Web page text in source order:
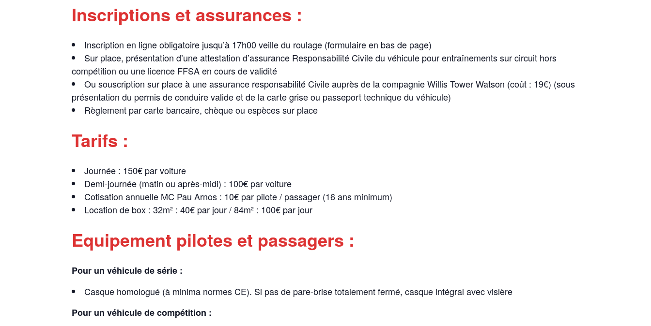
Inscriptions et assurances :
Inscription en ligne obligatoire jusqu’à 17h00 veille du roulage (formulaire en bas de page)
Sur place, présentation d’une attestation d’assurance Responsabilité Civile du véhicule pour entraînements sur circuit hors
compétition ou une licence FFSA en cours de validité
Ou souscription sur place à une assurance responsabilité Civile auprès de la compagnie Willis Tower Watson (coût : 19€) (sous
présentation du permis de conduire valide et de la carte grise ou passeport technique du véhicule)
Règlement par carte bancaire, chèque ou espèces sur place
Tarifs :
Journée : 150€ par voiture
Demi-journée (matin ou après-midi) : 100€ par voiture
Cotisation annuelle MC Pau Arnos : 10€ par pilote / passager (16 ans minimum)
Location de box : 32m² : 40€ par jour / 84m² : 100€ par jour
Equipement pilotes et passagers :
Pour un véhicule de série :
Casque homologué (à minima normes CE). Si pas de pare-brise totalement fermé, casque intégral avec visière
Pour un véhicule de compétition :